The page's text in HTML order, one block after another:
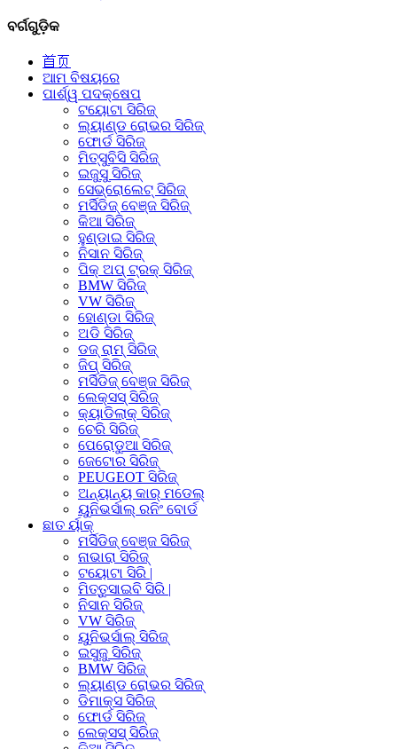
ବର୍ଗଗୁଡ଼ିକ
首页
ଆମ ବିଷୟରେ
ପାର୍ଶ୍ୱ ପଦକ୍ଷେପ
ଟୟୋଟା ସିରିଜ୍
ଲ୍ୟାଣ୍ଡ ରୋଭର ସିରିଜ୍
ଫୋର୍ଡ ସିରିଜ୍
ମିତ୍ସୁବିସି ସିରିଜ୍
ଇଜୁସୁ ସିରିଜ୍
ସେଭ୍ରୋଲେଟ୍ ସିରିଜ୍
ମର୍ସିଡିଜ୍ ବେଞ୍ଜ ସିରିଜ୍
କିଆ ସିରିଜ୍
ହୁଣ୍ଡାଇ ସିରିଜ୍
ନିସାନ ସିରିଜ୍
ପିକ୍ ଅପ୍ ଟ୍ରକ୍ ସିରିଜ୍
BMW ସିରିଜ୍
VW ସିରିଜ୍
ହୋଣ୍ଡା ସିରିଜ୍
ଅଡି ସିରିଜ୍
ଡଜ୍ ରାମ୍ ସିରିଜ୍
ଜିପ୍ ସିରିଜ୍
ମର୍ସିଡିଜ୍ ବେଞ୍ଜ ସିରିଜ୍
ଲେକ୍ସସ୍ ସିରିଜ୍
କ୍ୟାଡିଲାକ୍ ସିରିଜ୍
ଚେରି ସିରିଜ୍
ପେରୋଡୁଆ ସିରିଜ୍
ଜେଟୋର ସିରିଜ୍
PEUGEOT ସିରିଜ୍
ଅନ୍ୟାନ୍ୟ କାର୍ ମଡେଲ୍
ୟୁନିଭର୍ସାଲ୍ ରନିଂ ବୋର୍ଡ
ଛାତ ର୍ୟାକ୍
ମର୍ସିଡିଜ୍ ବେଞ୍ଜ ସିରିଜ୍
ନାଭାରା ସିରିଜ୍
ଟୟୋଟା ସିରି |
ମିତ୍ତୁସାଇବି ସିରି |
ନିସାନ ସିରିଜ୍
VW ସିରିଜ୍
ୟୁନିଭର୍ସାଲ୍ ସିରିଜ୍
ଇସୁଜୁ ସିରିଜ୍
BMW ସିରିଜ୍
ଲ୍ୟାଣ୍ଡ ରୋଭର ସିରିଜ୍
ଡିମାକ୍ସ ସିରିଜ୍
ଫୋର୍ଡ ସିରିଜ୍
ଲେକ୍ସସ୍ ସିରିଜ୍